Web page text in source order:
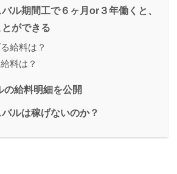
バル期間工で６ヶ月or３年働くと、
ができる
給料は？
料は？
の給料明細を公開
ルは稼げないのか？